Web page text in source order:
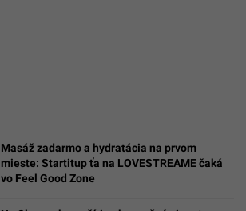
Masáž zadarmo a hydratácia na prvom
mieste: Startitup ťa na LOVESTREAME čaká
vo Feel Good Zone